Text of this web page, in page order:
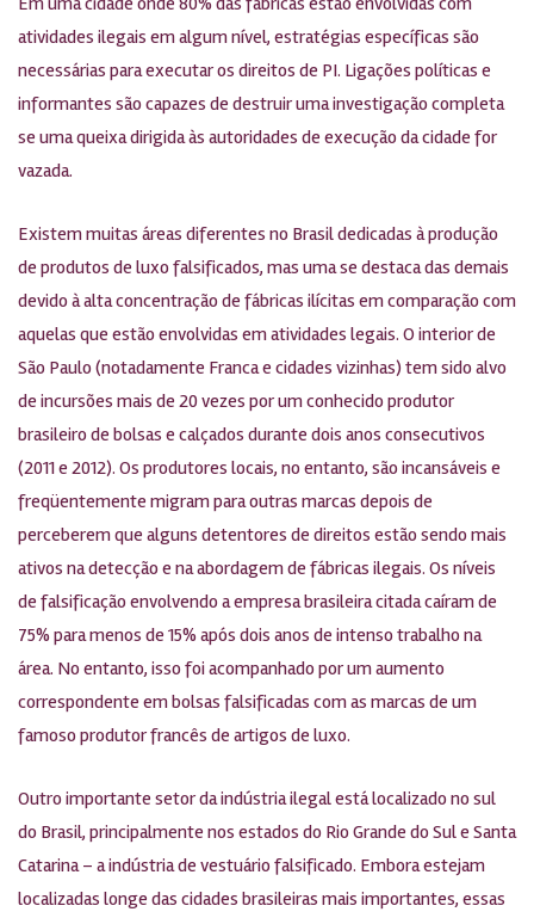
atividades ilegais em algum nível, estratégias específicas são
necessárias para executar os direitos de PI. Ligações políticas e
informantes são capazes de destruir uma investigação completa
se uma queixa dirigida às autoridades de execução da cidade for
vazada.
Existem muitas áreas diferentes no Brasil dedicadas à produção
de produtos de luxo falsificados, mas uma se destaca das demais
devido à alta concentração de fábricas ilícitas em comparação com
aquelas que estão envolvidas em atividades legais. O interior de
São Paulo (notadamente Franca e cidades vizinhas) tem sido alvo
de incursões mais de 20 vezes por um conhecido produtor
brasileiro de bolsas e calçados durante dois anos consecutivos
(2011 e 2012). Os produtores locais, no entanto, são incansáveis e
freqüentemente migram para outras marcas depois de
perceberem que alguns detentores de direitos estão sendo mais
ativos na detecção e na abordagem de fábricas ilegais. Os níveis
de falsificação envolvendo a empresa brasileira citada caíram de
75% para menos de 15% após dois anos de intenso trabalho na
área. No entanto, isso foi acompanhado por um aumento
correspondente em bolsas falsificadas com as marcas de um
famoso produtor francês de artigos de luxo.
Outro importante setor da indústria ilegal está localizado no sul
do Brasil, principalmente nos estados do Rio Grande do Sul e Santa
Catarina – a indústria de vestuário falsificado. Embora estejam
localizadas longe das cidades brasileiras mais importantes, essas